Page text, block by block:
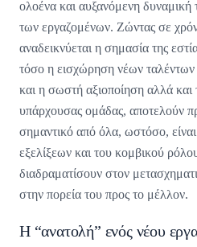
ολοένα και αυξανόμενη
των εργαζομένων. Ζώντας σε
αναδεικνύεται η σημασία της
τόσο η εισχώρηση νέων
και η σωστή αξιοποίηση αλλά
υπάρχουσας ομάδας, αποτελούν
σημαντικό από όλα, ωστόσο,
εξελίξεων και του κομβικού
διαδραματίσουν στον
στην πορεία του προς το μέλλον.
Η “ανατολή” ενός νέου